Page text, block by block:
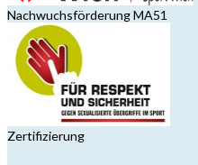
Nachwuchsförderung MA51
Zertifizierung